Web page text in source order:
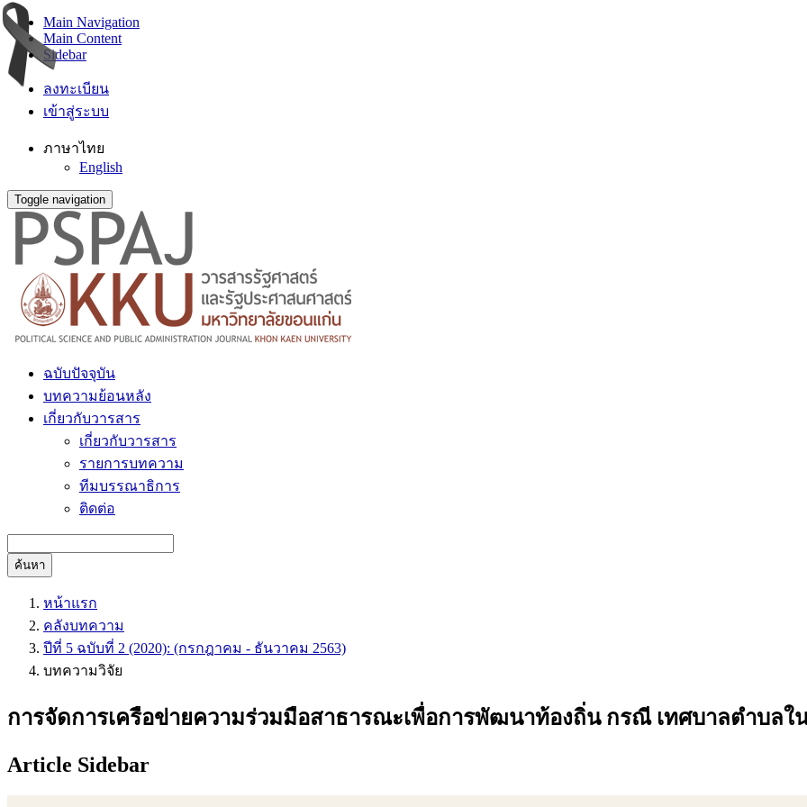
Main Navigation
Main Content
Sidebar
ลงทะเบียน
เข้าสู่ระบบ
ภาษาไทย
English
Toggle navigation
ฉบับปัจจุบัน
บทความย้อนหลัง
เกี่ยวกับวารสาร
เกี่ยวกับวารสาร
รายการบทความ
ทีมบรรณาธิการ
ติดต่อ
ค้นหา
หน้าแรก
คลังบทความ
ปีที่ 5 ฉบับที่ 2 (2020): (กรกฎาคม - ธันวาคม 2563)
บทความวิจัย
การจัดการเครือข่ายความร่วมมือสาธารณะเพื่อการพัฒนาท้องถิ่น กรณี เทศบาลตำบลใ
Article Sidebar